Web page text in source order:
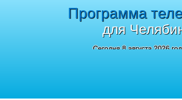
Программа
для
Сегодня 8 августа 2026